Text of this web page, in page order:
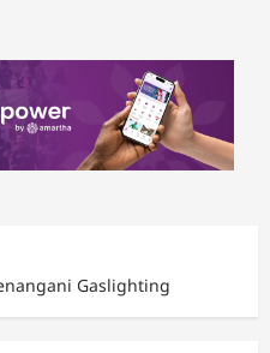
Gaslighting